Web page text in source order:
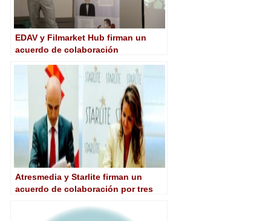
EDAV y Filmarket Hub firman un
acuerdo de colaboración
Atresmedia y Starlite firman un
acuerdo de colaboración por tres